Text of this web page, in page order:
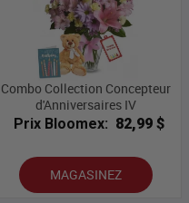
Combo Collection Concepteur
d'Anniversaires IV
Prix Bloomex: 82,99 $
MAGASINEZ